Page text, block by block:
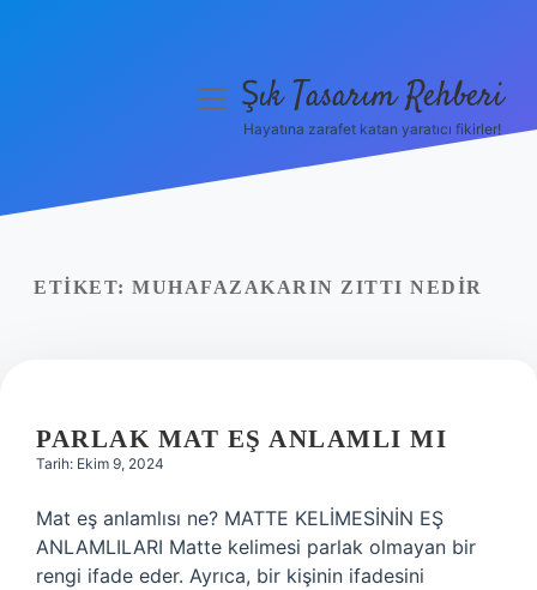
Yasal Uyarı
menüyüŞık Tasarım Rehberi
Hayatına zarafet katan yaratıcı fikirler!
ETIKET: MUHAFAZAKARIN ZITTI NEDIR
PARLAK MAT EŞ ANLAMLI MI
Tarih: Ekim 9, 2024
Mat eş anlamlısı ne? MATTE KELİMESİNİN EŞ
ANLAMLILARI Matte kelimesi parlak olmayan bir
rengi ifade eder. Ayrıca, bir kişinin ifadesini